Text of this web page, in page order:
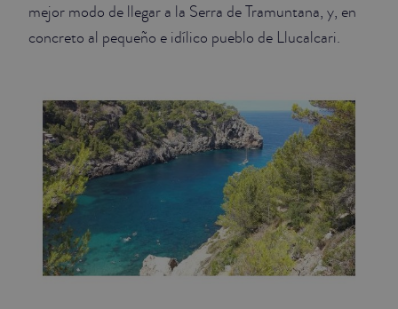
mejor modo de llegar a la Serra de Tramuntana, y, en
concreto al pequeño e idílico pueblo de Llucalcari.